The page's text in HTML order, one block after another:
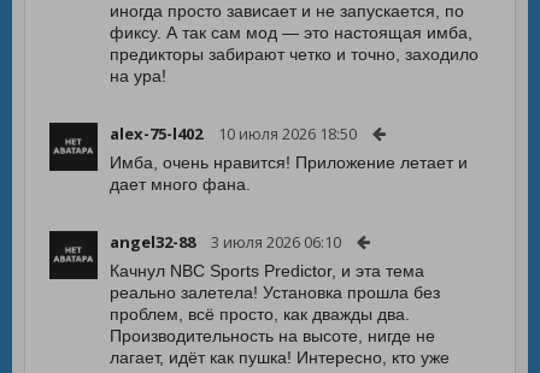
иногда просто зависает и не запускается, по
фиксу. А так сам мод — это настоящая имба,
предикторы забирают четко и точно, заходило
на ура!
alex-75-l402 10 июля 2026 18:50
Имба, очень нравится! Приложение летает и
дает много фана.
angel32-88 3 июля 2026 06:10
Качнул NBC Sports Predictor, и эта тема
реально залетела! Установка прошла без
проблем, всё просто, как дважды два.
Производительность на высоте, нигде не
лагает, идёт как пушка! Интересно, кто уже